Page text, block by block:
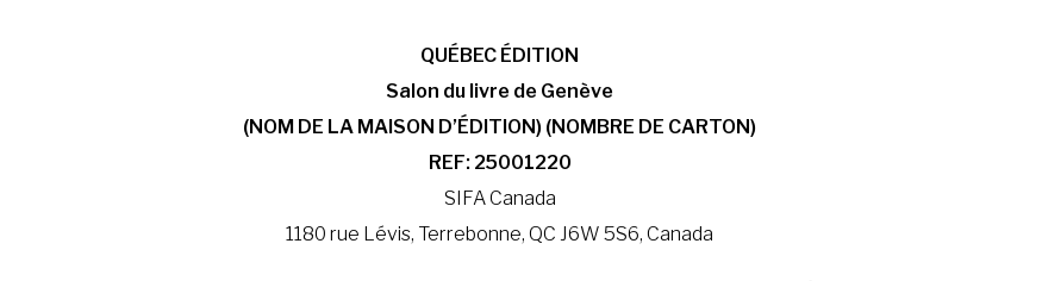
QUÉBEC ÉDITION
Salon du livre de Genève
(NOM DE LA MAISON D’ÉDITION) (NOMBRE DE CARTON)
REF: 25001220
SIFA Canada
1180 rue Lévis, Terrebonne, QC J6W 5S6, Canada